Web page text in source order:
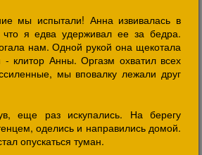
мы испытали! Анна извивалась в
что я едва удерживал ее за бедра.
нам. Одной рукой она щекотала
клитор Анны. Оргазм охватил всех
мы вповалку лежали друг
еще раз искупались. На берегу
оделись и направились домой.
опускаться туман.